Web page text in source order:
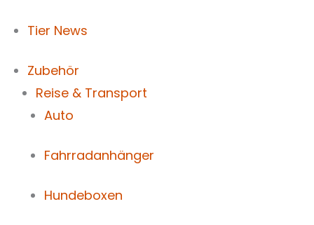
Tier News
Zubehör
Reise & Transport
Auto
Fahrradanhänger
Hundeboxen